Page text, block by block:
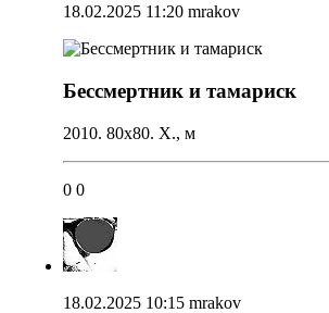
18.02.2025 11:20 mrakov
Бессмертник и тамариск
2010. 80х80. Х., м
0 0
18.02.2025 10:15 mrakov